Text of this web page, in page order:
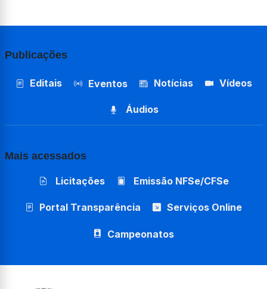
Publicações
Editais Eventos Notícias Vídeos
Áudios
Mais acessados
Licitações Emissão NFSe/CFSe
Portal Transparência Serviços Online
Campeonatos